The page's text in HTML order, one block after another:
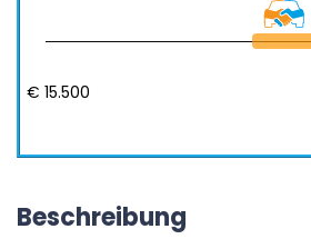
€ 15.500
Beschreibung